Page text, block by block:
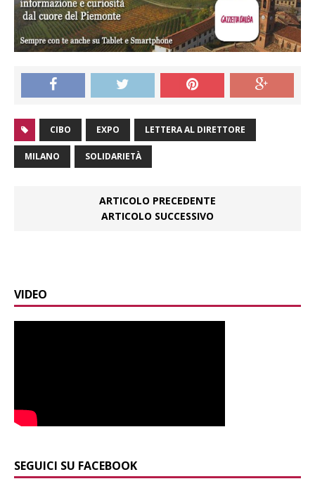
CIBO EXPO LETTERA AL DIRETTORE
MILANO SOLIDARIETÀ
ARTICOLO PRECEDENTE
ARTICOLO SUCCESSIVO
VIDEO
SEGUICI SU FACEBOOK